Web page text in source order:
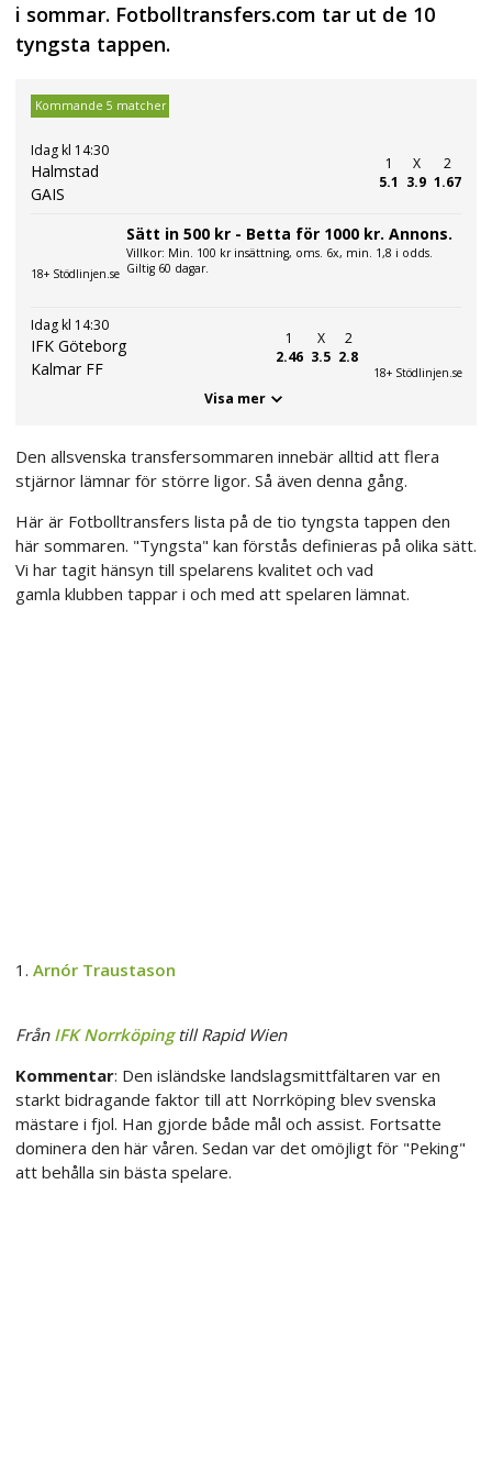
i sommar. Fotbolltransfers.com tar ut de 10
tyngsta tappen.
Kommande 5 matcher
Idag kl 14:30
Halmstad
GAIS
1
5.1
X
3.9
2
1.67
18+ Stödlinjen.se
Sätt in 500 kr - Betta för 1000 kr. Annons.
Villkor: Min. 100 kr insättning, oms. 6x, min. 1,8 i odds.
Giltig 60 dagar.
Idag kl 14:30
IFK Göteborg
Kalmar FF
1
2.46
X
3.5
2
2.8
18+ Stödlinjen.se
Visa mer
Den allsvenska transfersommaren innebär alltid att flera
stjärnor lämnar för större ligor. Så även denna gång.
Här är Fotbolltransfers lista på de tio tyngsta tappen den
här sommaren. "Tyngsta" kan förstås definieras på olika sätt.
Vi har tagit hänsyn till spelarens kvalitet och vad
gamla klubben tappar i och med att spelaren lämnat.
1. Arnór Traustason
Från IFK Norrköpingtill Rapid Wien
Kommentar: Den isländske landslagsmittfältaren var en
starkt bidragande faktor till att Norrköping blev svenska
mästare i fjol. Han gjorde både mål och assist. Fortsatte
dominera den här våren. Sedan var det omöjligt för "Peking"
att behålla sin bästa spelare.